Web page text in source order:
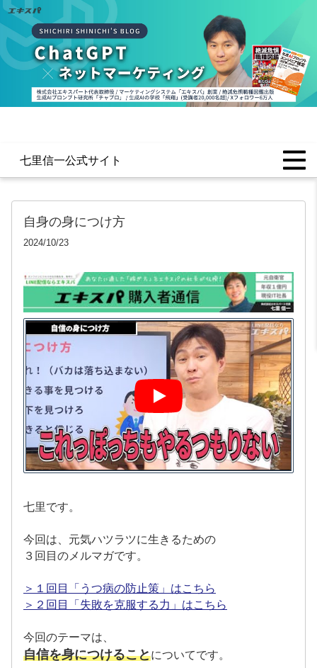
七里信一公式サイト
自身の身につけ方
2024/10/23
七里です。
今回は、元気ハツラツに生きるための
３回目のメルマガです。
＞１回目「うつ病の防止策」はこちら
＞２回目「失敗を克服する力」はこちら
今回のテーマは、
自信を身につけることについてです。